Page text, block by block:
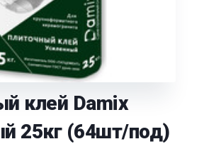
клей Damix
25кг (64шт/под)